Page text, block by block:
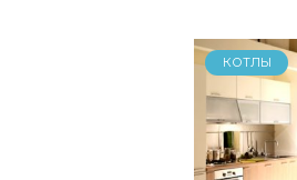
КОТЛЫ